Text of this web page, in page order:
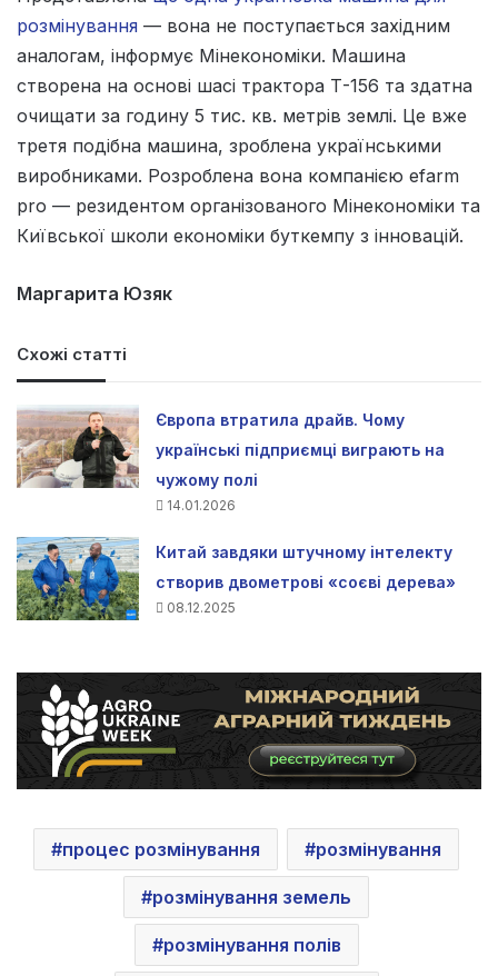
розмінування — вона не поступається західним
аналогам, інформує Мінекономіки. Машина
створена на основі шасі трактора Т-156 та здатна
очищати за годину 5 тис. кв. метрів землі. Це вже
третя подібна машина, зроблена українськими
виробниками. Розроблена вона компанією efarm
pro — резидентом організованого Мінекономіки та
Київської школи економіки буткемпу з інновацій.
Маргарита Юзяк
Схожі статті
Європа втратила драйв. Чому
українські підприємці виграють на
чужому полі
14.01.2026
Китай завдяки штучному інтелекту
створив двометрові «соєві дерева»
08.12.2025
процес розмінування розмінування
розмінування земель
розмінування полів